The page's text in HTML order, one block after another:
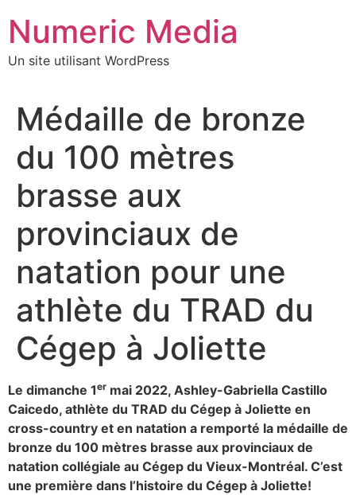
contenu
Numeric Media
Un site utilisant WordPress
Médaille de bronze
du 100 mètres
brasse aux
provinciaux de
natation pour une
athlète du TRAD du
Cégep à Joliette
Le dimanche 1er mai 2022, Ashley-Gabriella Castillo
Caicedo, athlète du TRAD du Cégep à Joliette en
cross-country et en natation a remporté la médaille de
bronze du 100 mètres brasse aux provinciaux de
natation collégiale au Cégep du Vieux-Montréal. C’est
une première dans l’histoire du Cégep à Joliette!